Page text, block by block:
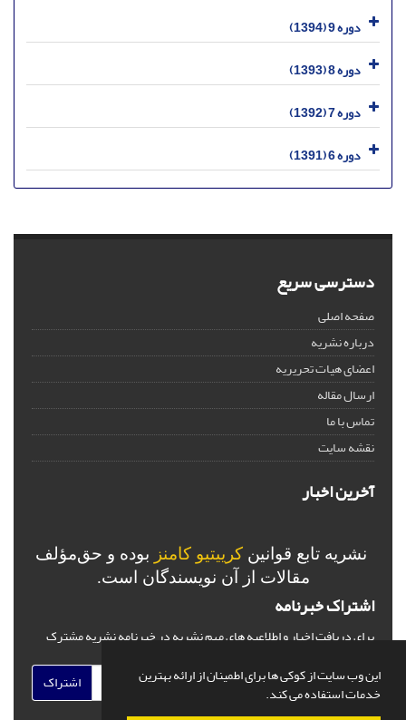
این وب سایت از کوکی ها برای اطمینان از ارائه بهترین
خدمات استفاده می کند.
دوره 9 (1394)
دوره 8 (1393)
دوره 7 (1392)
دوره 6 (1391)
دسترسی سریع
صفحه اصلی
درباره نشریه
اعضای هیات تحریریه
ارسال مقاله
تماس با ما
نقشه سایت
آخرین اخبار
نشریه تابع قوانین کرییتیو کامنز بوده و حق‌مؤلف
مقالات از آن نویسندگان است.
اشتراک خبرنامه
برای دریافت اخبار و اطلاعیه های مهم نشریه در خبرنامه نشریه مشترک
اشتراک